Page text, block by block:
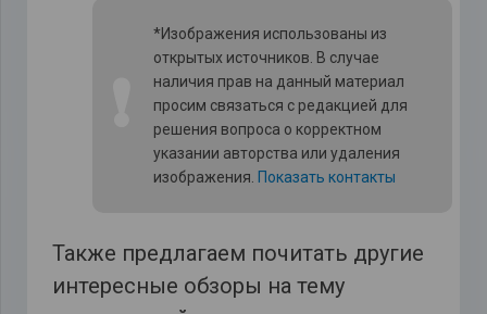
*Изображения использованы из
открытых источников. В случае
наличия прав на данный материал
просим связаться с редакцией для
решения вопроса о корректном
указании авторства или удаления
изображения. Показать контакты
Также предлагаем почитать другие
интересные обзоры на тему